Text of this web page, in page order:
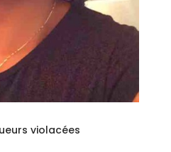
violacées